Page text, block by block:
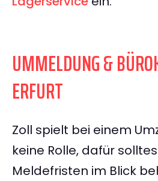
UMMELDUNG &
ERFURT
Zoll spielt bei einem
keine Rolle, dafür
Meldefristen im Blick